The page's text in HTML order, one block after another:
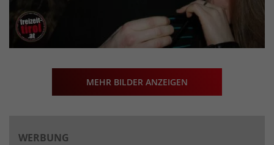
MEHR BILDER ANZEIGEN
WERBUNG